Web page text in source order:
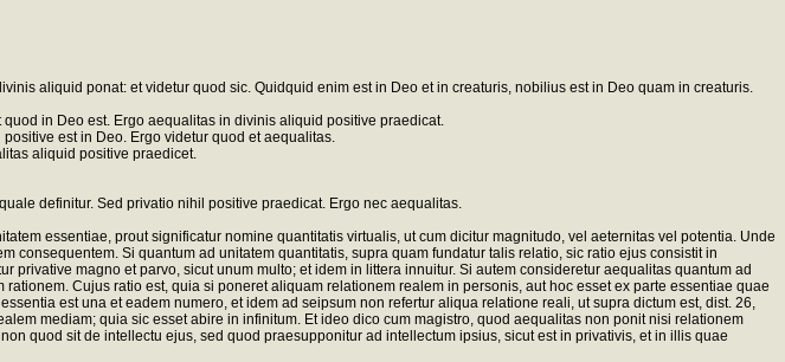
aliquid ponat: et videtur quod sic. Quidquid enim est in Deo et in creaturis, nobilius est in Deo quam in creaturis.
in Deo est. Ergo aequalitas in divinis aliquid positive praedicat.
est in Deo. Ergo videtur quod et aequalitas.
aliquid positive praedicet.
definitur. Sed privatio nihil positive praedicat. Ergo nec aequalitas.
essentiae, prout significatur nomine quantitatis virtualis, ut cum dicitur magnitudo, vel aeternitas vel potentia. Unde
Si quantum ad unitatem quantitatis, supra quam fundatur talis relatio, sic ratio ejus consistit in
magno et parvo, sicut unum multo; et idem in littera innuitur. Si autem consideretur aequalitas quantum ad
Cujus ratio est, quia si poneret aliquam relationem realem in personis, aut hoc esset ex parte essentiae quae
est una et eadem numero, et idem ad seipsum non refertur aliqua relatione reali, ut supra dictum est, dist. 26,
mediam; quia sic esset abire in infinitum. Et ideo dico cum magistro, quod aequalitas non ponit nisi relationem
quod sit de intellectu ejus, sed quod praesupponitur ad intellectum ipsius, sicut est in privativis, et in illis quae